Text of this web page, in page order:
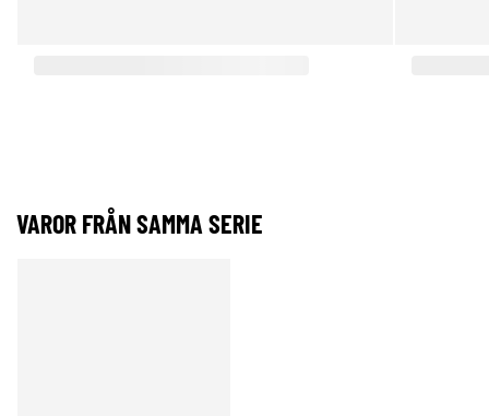
VAROR FRÅN SAMMA SERIE